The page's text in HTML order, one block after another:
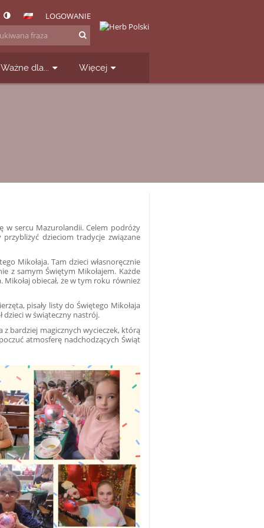
LOGOWANIE
Ważne dla... Więcej
w sercu Mazurolandii. Celem podróży
dzieciom tradycje związane
Mikołaja. Tam dzieci własnoręcznie
z samym Świętym Mikołajem. Każde
obiecał, że w tym roku również
pisały listy do Świętego Mikołaja
dzieci w świąteczny nastrój.
z bardziej magicznych wycieczek, którą
atmosferę nadchodzących Świąt